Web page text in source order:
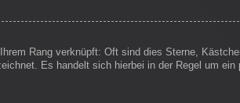
Rang verknüpft: Oft sind dies Sterne,
Es handelt sich hierbei in der Regel um